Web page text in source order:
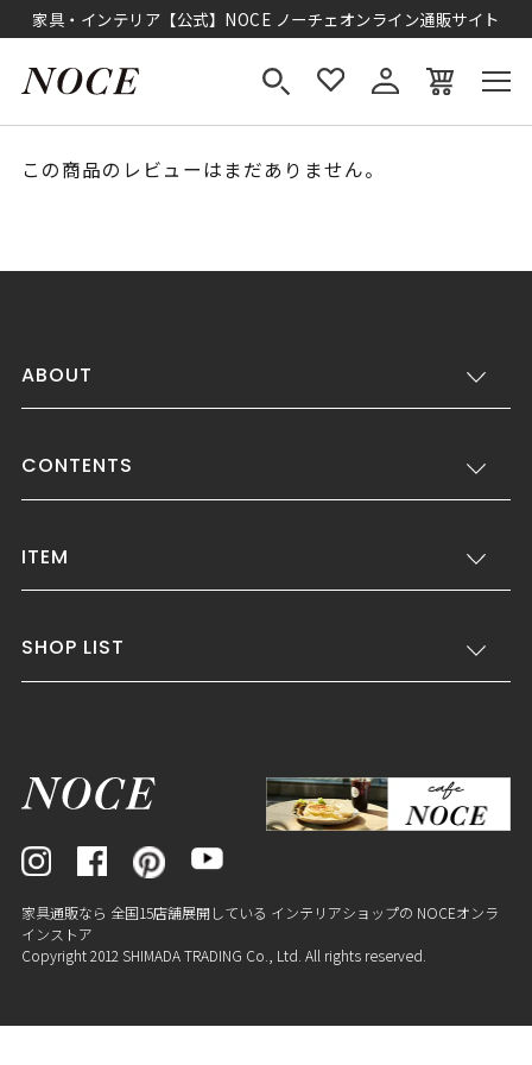
家具・インテリア【公式】NOCE ノーチェオンライン通販サイト
この商品のレビューはまだありません。
ABOUT
CONTENTS
ITEM
SHOP LIST
家具通販なら 全国15店舗展開している インテリアショップの NOCEオンラ
インストア
Copyright 2012 SHIMADA TRADING Co., Ltd. All rights reserved.